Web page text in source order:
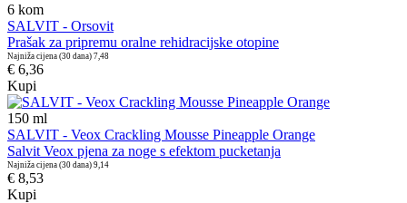
6 kom
SALVIT - Orsovit
Prašak za pripremu oralne rehidracijske otopine
Najniža cijena (30 dana) 7,48
€ 6,36
Kupi
150 ml
SALVIT - Veox Crackling Mousse Pineapple Orange
Salvit Veox pjena za noge s efektom pucketanja
Najniža cijena (30 dana) 9,14
€ 8,53
Kupi